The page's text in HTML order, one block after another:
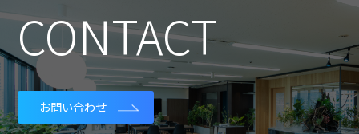
CONTACT
お問い合わせ